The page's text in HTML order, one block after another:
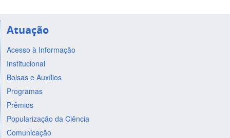
Atuação
Acesso à Informação
Institucional
Bolsas e Auxílios
Programas
Prêmios
Popularização da Ciência
Comunicação